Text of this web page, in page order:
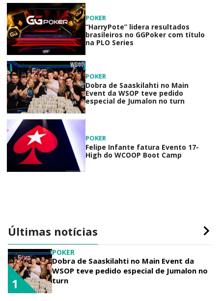
POKER
“HarryPote” lidera resultados
brasileiros no GGPoker com título
na PLO Series
POKER
Dobra de Saaskilahti no Main
Event da WSOP teve pedido
especial de Jumalon no turn
POKER
Felipe Infante fatura Evento 17-
High do WCOOP Boot Camp
Últimas notícias
POKER
Dobra de Saaskilahti no Main Event da
WSOP teve pedido especial de Jumalon no
turn
1